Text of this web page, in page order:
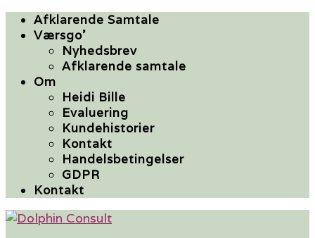
Afklarende Samtale
Værsgo’
Nyhedsbrev
Afklarende samtale
Om
Heidi Bille
Evaluering
Kundehistorier
Kontakt
Handelsbetingelser
GDPR
Kontakt